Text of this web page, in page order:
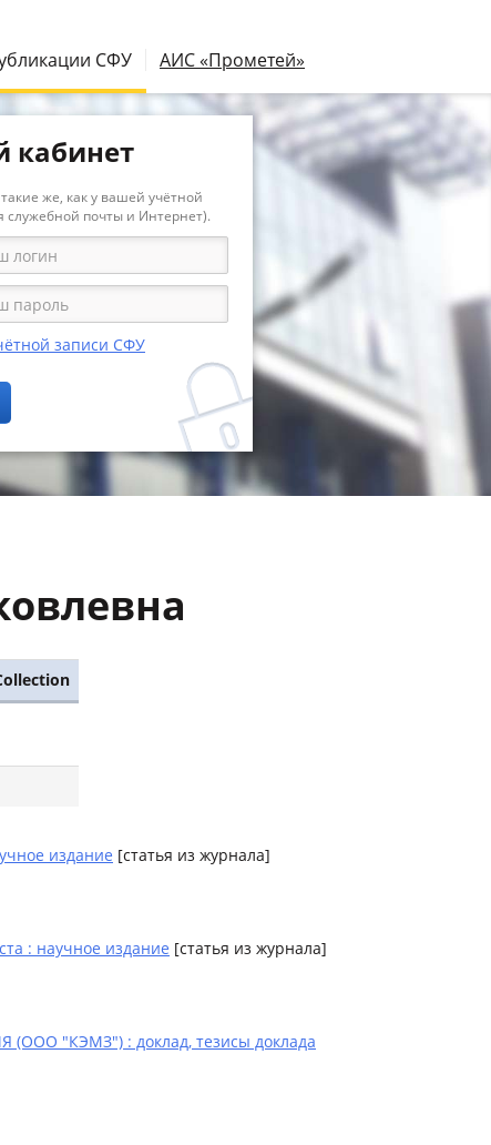
СФУ АИС «Прометей»
кабинет
же, как у вашей учётной
служебной почты и Интернет).
записи СФУ
издание [статья из журнала]
: научное издание [статья из журнала]
"КЭМЗ") : доклад, тезисы доклада